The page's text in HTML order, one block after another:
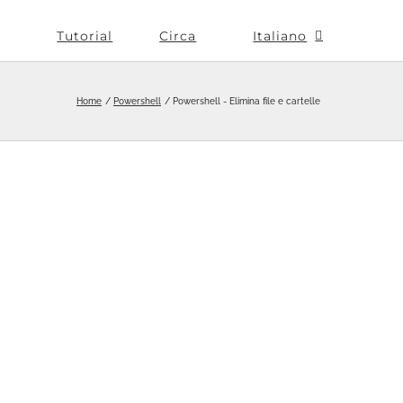
Tutorial Circa Italiano
Home Powershell Powershell - Elimina file e cartelle